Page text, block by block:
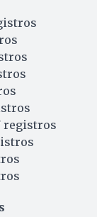
registros